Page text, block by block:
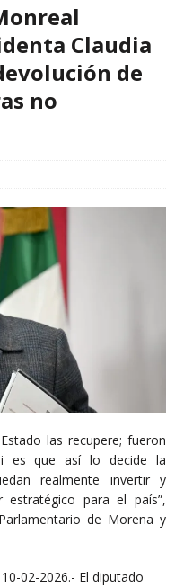
Claudia
de
no
las recupere; fueron
es que así lo decide la
realmente invertir y
para el país”,
de Morena y
02-2026.- El diputado